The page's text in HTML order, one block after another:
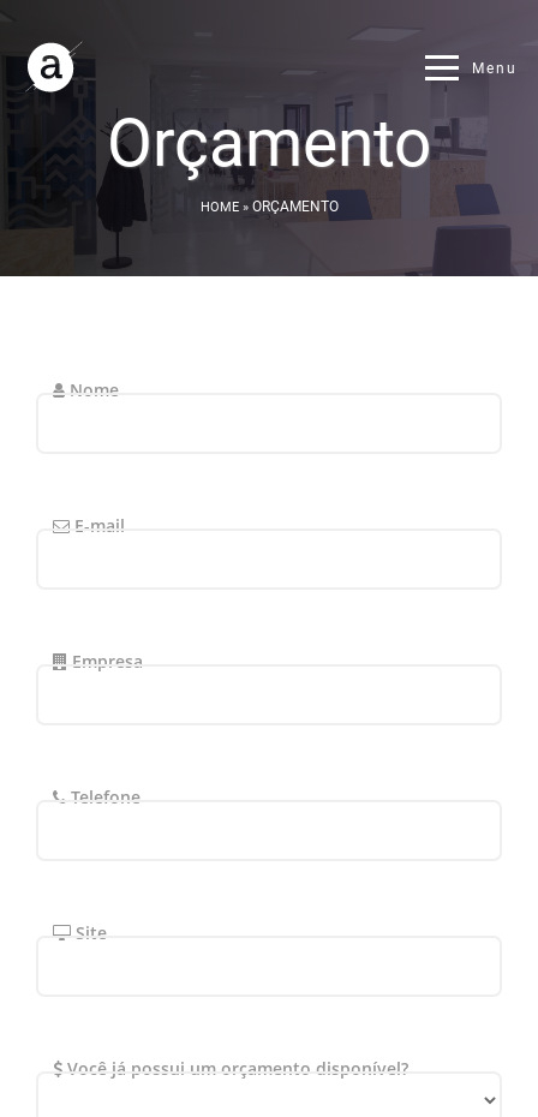
Agência Assoweb: Marketing digital em BH e Agência
Menu
Orçamento
HOME» ORÇAMENTO
Nome
E-mail
Empresa
Telefone
Site
Você já possui um orçamento disponível?